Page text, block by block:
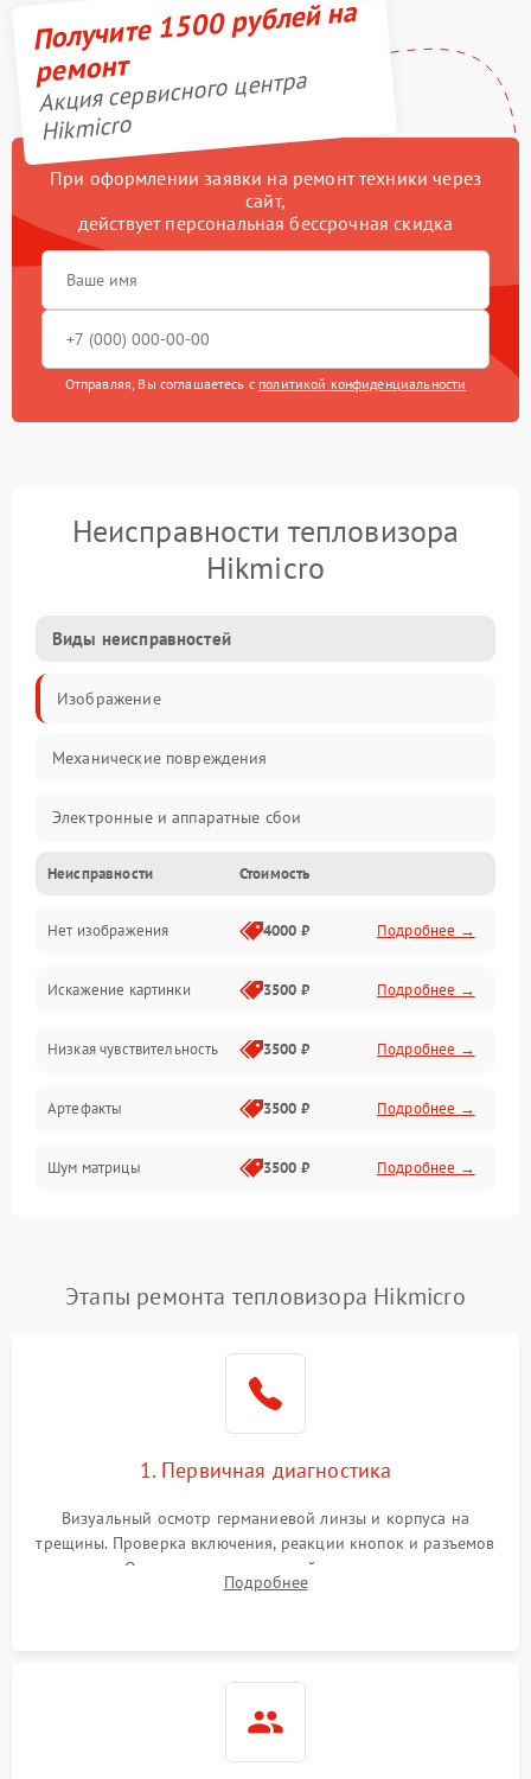
Получите 1500 рублей на
ремонт
Акция сервисного центра
Hikmicro
При оформлении заявки на ремонт техники через
сайт,
действует персональная бессрочная скидка
Отправляя, Вы соглашаетесь с политикой конфиденциальности
Неисправности тепловизора
Hikmicro
Виды неисправностей
Изображение
Механические повреждения
Электронные и аппаратные сбои
Неисправности сенсора и оптики
Программные ошибки
Электропитание
Измерения
Матрица
Проблемы питания
Сбои коммуникаций и интерфейсов
Экран (дисплей)
Неисправности Стоимость
Нет изображения 4000 ₽ Подробнее →
Искажение картинки 3500 ₽ Подробнее →
Низкая чувствительность 3500 ₽ Подробнее →
Артефакты 3500 ₽ Подробнее →
Шум матрицы 3500 ₽ Подробнее →
Этапы ремонта тепловизора Hikmicro
1. Первичная диагностика
Визуальный осмотр германиевой линзы и корпуса на
трещины. Проверка включения, реакции кнопок и разъемов
зарядки. Оценка вывода тепловой сигнатуры на экран,
проверка базовых функций и считывание системных
Подробнее